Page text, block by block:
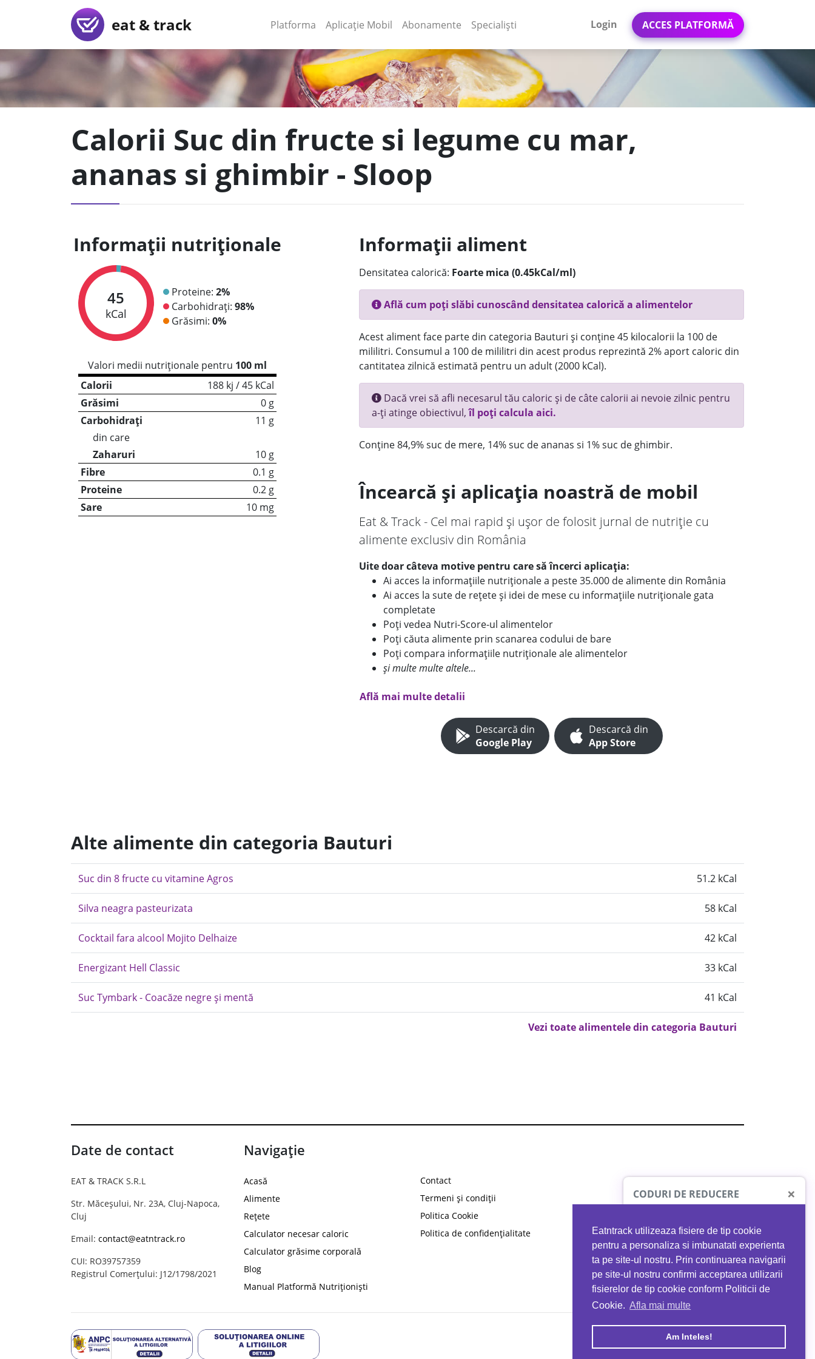
Eatntrack utilizeaza fisiere de tip cookie
pentru a personaliza si imbunatati experienta
ta pe site-ul nostru. Prin continuarea navigarii
pe site-ul nostru confirmi acceptarea utilizarii
fisierelor de tip cookie conform Politicii de
Cookie. Afla mai multe
Am Inteles!
eat & track Platforma (current)
Aplicație Mobil (current)
Abonamente Specialiști Login ACCES PLATFORMĂ
Calorii Suc din fructe si legume cu mar,
ananas si ghimbir - Sloop
Informații nutriționale
45
kCal
Proteine: 2%
Carbohidrați: 98%
Grăsimi: 0%
Valori medii nutriționale pentru 100 ml
Calorii
188 kj / 45 kCal
Grăsimi
0 g
Carbohidrați
11 g
din care
Zaharuri
10 g
Fibre
0.1 g
Proteine
0.2 g
Sare
10 mg
Informații aliment
Densitatea calorică: Foarte mica (0.45kCal/ml)
Află cum poți slăbi cunoscând densitatea calorică a alimentelor
Acest aliment face parte din categoria Bauturi și conține 45 kilocalorii la 100 de
mililitri. Consumul a 100 de mililitri din acest produs reprezintă 2% aport caloric din
cantitatea zilnică estimată pentru un adult (2000 kCal).
Dacă vrei să afli necesarul tău caloric și de câte calorii ai nevoie zilnic pentru
a-ți atinge obiectivul,îl poți calcula aici.
Conține 84,9% suc de mere, 14% suc de ananas si 1% suc de ghimbir.
Încearcă și aplicația noastră de mobil
Eat & Track - Cel mai rapid și ușor de folosit jurnal de nutriție cu
alimente exclusiv din România
Uite doar câteva motive pentru care să încerci aplicația:
Ai acces la informațiile nutriționale a peste 35.000 de alimente din România
Ai acces la sute de rețete și idei de mese cu informațiile nutriționale gata
completate
Poți vedea Nutri-Score-ul alimentelor
Poți căuta alimente prin scanarea codului de bare
Poți compara informațiile nutriționale ale alimentelor
și multe multe altele...
Află mai multe detalii
Descarcă din
Google Play
Descarcă din
App Store
Alte alimente din categoria Bauturi
Suc din 8 fructe cu vitamine Agros 51.2 kCal
Silva neagra pasteurizata 58 kCal
Cocktail fara alcool Mojito Delhaize 42 kCal
Energizant Hell Classic 33 kCal
Suc Tymbark - Coacăze negre și mentă 41 kCal
Vezi toate alimentele din categoria Bauturi
Date de contact
EAT & TRACK S.R.L
Str. Măceșului, Nr. 23A, Cluj-Napoca,
Cluj
Email: contact@eatntrack.ro
CUI: RO39757359
Registrul Comerțului: J12/1798/2021
Navigație
Acasă
Alimente
Rețete
Calculator necesar caloric
Calculator grăsime corporală
Blog
Manual Platformă Nutriționiști
Contact
Termeni și condiții
Politica Cookie
Politica de confidențialitate
CODURI DE REDUCERE ×
PROTO41
reducere la orice comandă
EATNTRACK
MYPROTEIN
Ai40%reducere la orice comandă
folosind codul EATTRACK